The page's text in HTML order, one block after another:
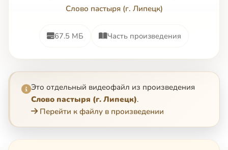
Слово пастыря (г. Липецк)
67.5 МБ Часть произведения
Это отдельный видеофайл из произведения
Слово пастыря (г. Липецк).
Перейти к файлу в произведении